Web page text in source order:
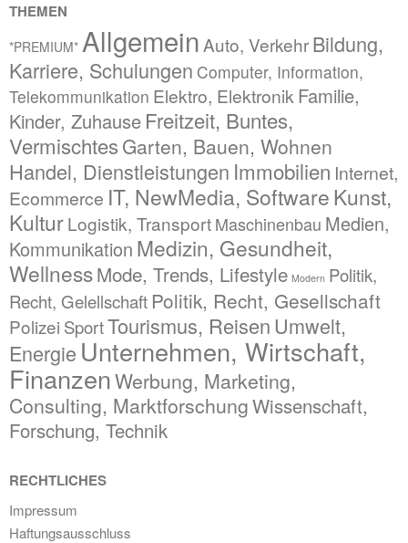
THEMEN
*PREMIUM* Allgemein Auto, VerkehrBildung,
Karriere, Schulungen Computer, Information,
Telekommunikation Elektro, Elektronik Familie,
Kinder, Zuhause Freitzeit, Buntes,
Vermischtes Garten, Bauen, Wohnen
Handel, Dienstleistungen Immobilien Internet,
Ecommerce IT, NewMedia, SoftwareKunst,
KulturLogistik, TransportMaschinenbau Medien,
Kommunikation Medizin, Gesundheit,
WellnessMode, Trends, Lifestyle Modern Politik,
Recht, Gelellschaft Politik, Recht, Gesellschaft
Polizei SportTourismus, Reisen Umwelt,
Energie Unternehmen, Wirtschaft,
FinanzenWerbung, Marketing,
Consulting, MarktforschungWissenschaft,
Forschung, Technik
RECHTLICHES
Impressum
Haftungsausschluss